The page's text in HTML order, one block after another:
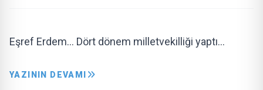
Eşref Erdem… Dört dönem milletvekilliği yaptı…
YAZININ DEVAMI